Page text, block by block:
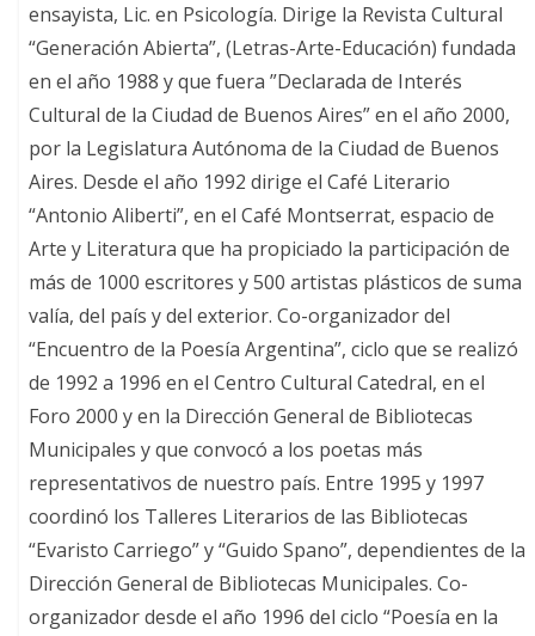
ensayista, Lic. en Psicología. Dirige la Revista Cultural
“Generación Abierta”, (Letras-Arte-Educación) fundada
en el año 1988 y que fuera ”Declarada de Interés
Cultural de la Ciudad de Buenos Aires” en el año 2000,
por la Legislatura Autónoma de la Ciudad de Buenos
Aires. Desde el año 1992 dirige el Café Literario
“Antonio Aliberti”, en el Café Montserrat, espacio de
Arte y Literatura que ha propiciado la participación de
más de 1000 escritores y 500 artistas plásticos de suma
valía, del país y del exterior. Co-organizador del
“Encuentro de la Poesía Argentina”, ciclo que se realizó
de 1992 a 1996 en el Centro Cultural Catedral, en el
Foro 2000 y en la Dirección General de Bibliotecas
Municipales y que convocó a los poetas más
representativos de nuestro país. Entre 1995 y 1997
coordinó los Talleres Literarios de las Bibliotecas
“Evaristo Carriego” y “Guido Spano”, dependientes de la
Dirección General de Bibliotecas Municipales. Co-
organizador desde el año 1996 del ciclo “Poesía en la